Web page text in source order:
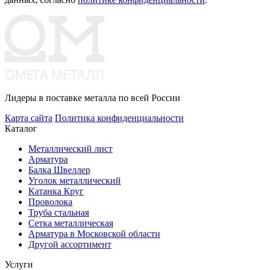
Лидеры в поставке металла по всей России
Карта сайта Политика конфиденциальности
Каталог
Металлический лист
Арматура
Балка Швеллер
Уголок металлический
Катанка Круг
Проволока
Труба стальная
Сетка металлическая
Арматура в Московской области
Другой ассортимент
Услуги